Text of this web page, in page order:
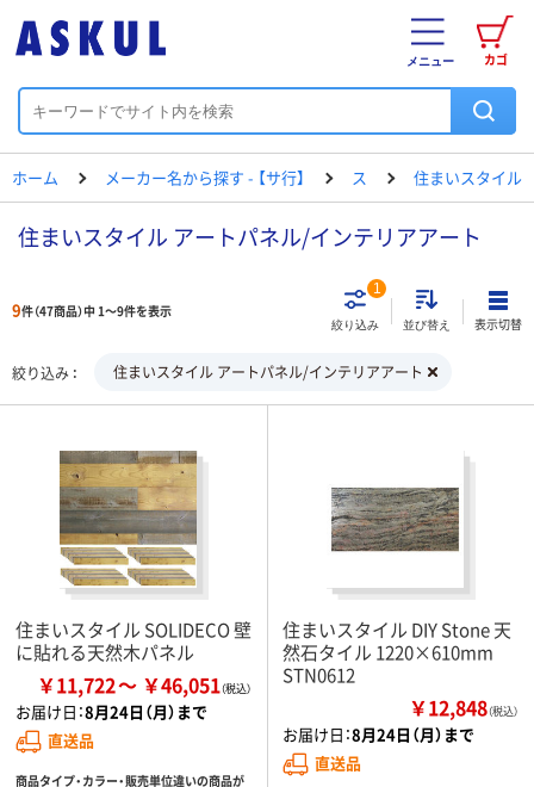
カゴ
メニュー
ホーム メーカー名から探す - 【サ行】 ス 住まいスタイル
住まいスタイル アートパネル/インテリアアート
9件（47商品）中 1～9件を表示
絞り込み
1
並び替え 表示切替
絞り込み 住まいスタイル アートパネル/インテリアアート
住まいスタイル SOLIDECO 壁
に貼れる天然木パネル
￥11,722 ￥46,051
お届け日：8月24日（月）まで
直送品
商品タイプ・カラー・販売単位違いの商品が
住まいスタイル DIY Stone 天
然石タイル 1220×610mm
STN0612
￥12,848（税込）
お届け日：8月24日（月）まで
直送品